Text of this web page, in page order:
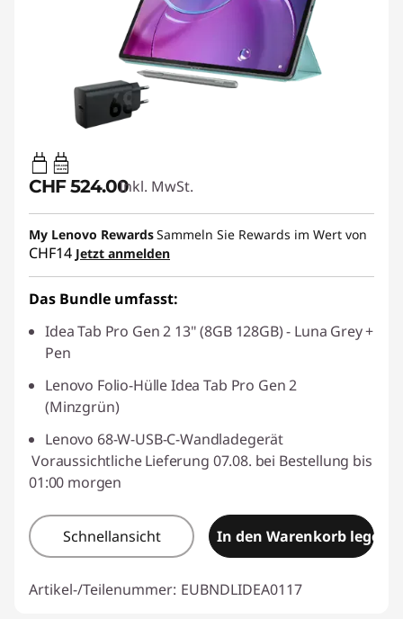
20W-60W
USB PD
CHF 524.00Inkl. MwSt.
My Lenovo RewardsSammeln Sie Rewards im Wert von
CHF14 Jetzt anmelden
Das Bundle umfasst:
Idea Tab Pro Gen 2 13" (8GB 128GB) - Luna Grey +
Pen
Lenovo Folio-Hülle Idea Tab Pro Gen 2
(Minzgrün)
Lenovo 68-W-USB-C-Wandladegerät
Voraussichtliche Lieferung 07.08. bei Bestellung bis
01:00 morgen
Schnellansicht In den Warenkorb legen
Artikel-/Teilenummer: EUBNDLIDEA0117